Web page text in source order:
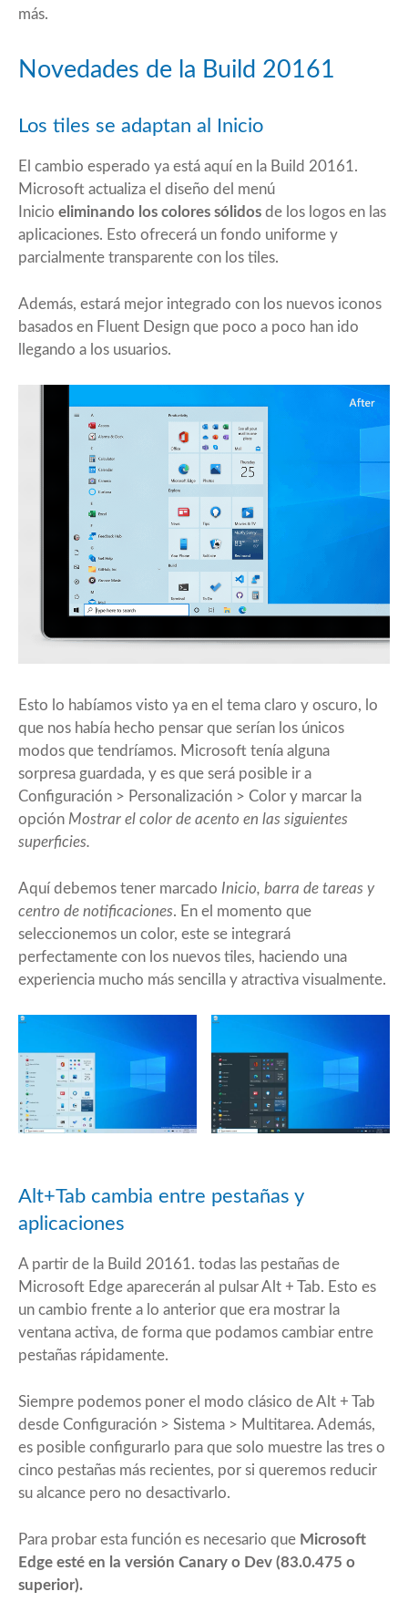
más.
Novedades de la Build 20161
Los tiles se adaptan al Inicio
El cambio esperado ya está aquí en la Build 20161.
Microsoft actualiza el diseño del menú
Inicio eliminando los colores sólidos de los logos en las
aplicaciones. Esto ofrecerá un fondo uniforme y
parcialmente transparente con los tiles.
Además, estará mejor integrado con los nuevos iconos
basados en Fluent Design que poco a poco han ido
llegando a los usuarios.
Esto lo habíamos visto ya en el tema claro y oscuro, lo
que nos había hecho pensar que serían los únicos
modos que tendríamos. Microsoft tenía alguna
sorpresa guardada, y es que será posible ir a
Configuración > Personalización > Color y marcar la
opción Mostrar el color de acento en las siguientes
superficies.
Aquí debemos tener marcado Inicio, barra de tareas y
centro de notificaciones. En el momento que
seleccionemos un color, este se integrará
perfectamente con los nuevos tiles, haciendo una
experiencia mucho más sencilla y atractiva visualmente.
Alt+Tab cambia entre pestañas y
aplicaciones
A partir de la Build 20161. todas las pestañas de
Microsoft Edge aparecerán al pulsar Alt + Tab. Esto es
un cambio frente a lo anterior que era mostrar la
ventana activa, de forma que podamos cambiar entre
pestañas rápidamente.
Siempre podemos poner el modo clásico de Alt + Tab
desde Configuración > Sistema > Multitarea. Además,
es posible configurarlo para que solo muestre las tres o
cinco pestañas más recientes, por si queremos reducir
su alcance pero no desactivarlo.
Para probar esta función es necesario que Microsoft
Edge esté en la versión Canary o Dev (83.0.475 o
superior).